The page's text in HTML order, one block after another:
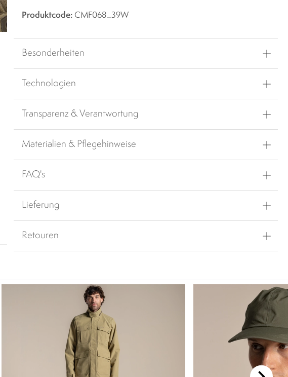
Produktcode: CMF068_39W
Besonderheiten
Technologien
Transparenz & Verantwortung
Materialien & Pflegehinweise
FAQ's
Lieferung
Retouren